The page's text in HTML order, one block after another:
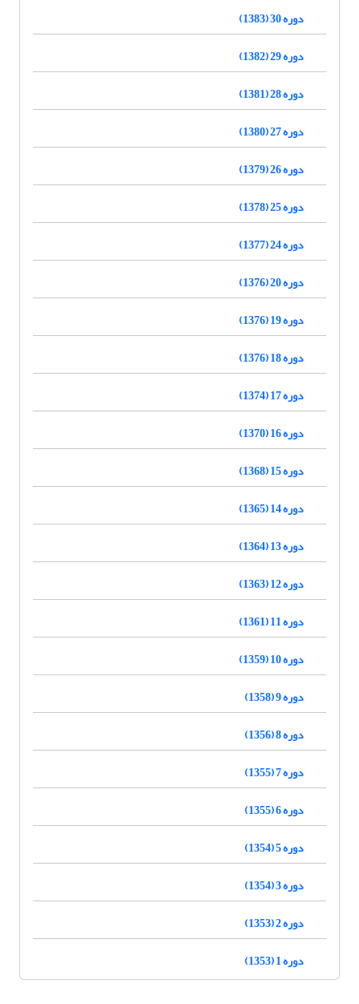
دوره 30 (1383)
دوره 29 (1382)
دوره 28 (1381)
دوره 27 (1380)
دوره 26 (1379)
دوره 25 (1378)
دوره 24 (1377)
دوره 20 (1376)
دوره 19 (1376)
دوره 18 (1376)
دوره 17 (1374)
دوره 16 (1370)
دوره 15 (1368)
دوره 14 (1365)
دوره 13 (1364)
دوره 12 (1363)
دوره 11 (1361)
دوره 10 (1359)
دوره 9 (1358)
دوره 8 (1356)
دوره 7 (1355)
دوره 6 (1355)
دوره 5 (1354)
دوره 3 (1354)
دوره 2 (1353)
دوره 1 (1353)